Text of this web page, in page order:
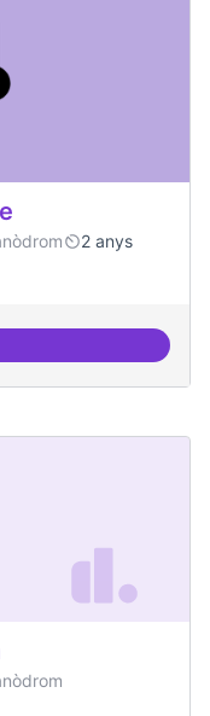
2 anys
programari lliure